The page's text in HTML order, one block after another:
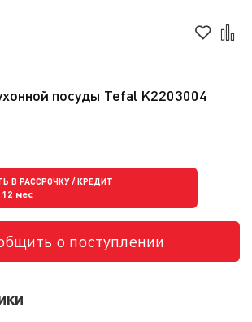
посуды Tefal K2203004
В РАССРОЧКУ / КРЕДИТ
12 мес
о поступлении